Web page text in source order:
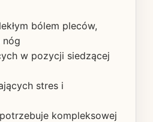
bólem pleców,
nóg
w pozycji siedzącej
stres i
kompleksowej